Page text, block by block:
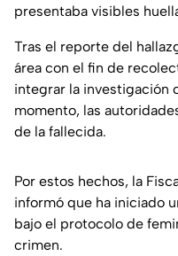
presentaba visibles
Tras el reporte del
área con el fin de
integrar la investigación
momento, las
de la fallecida.
Por estos hechos, la
informó que ha iniciado
bajo el protocolo de
crimen.